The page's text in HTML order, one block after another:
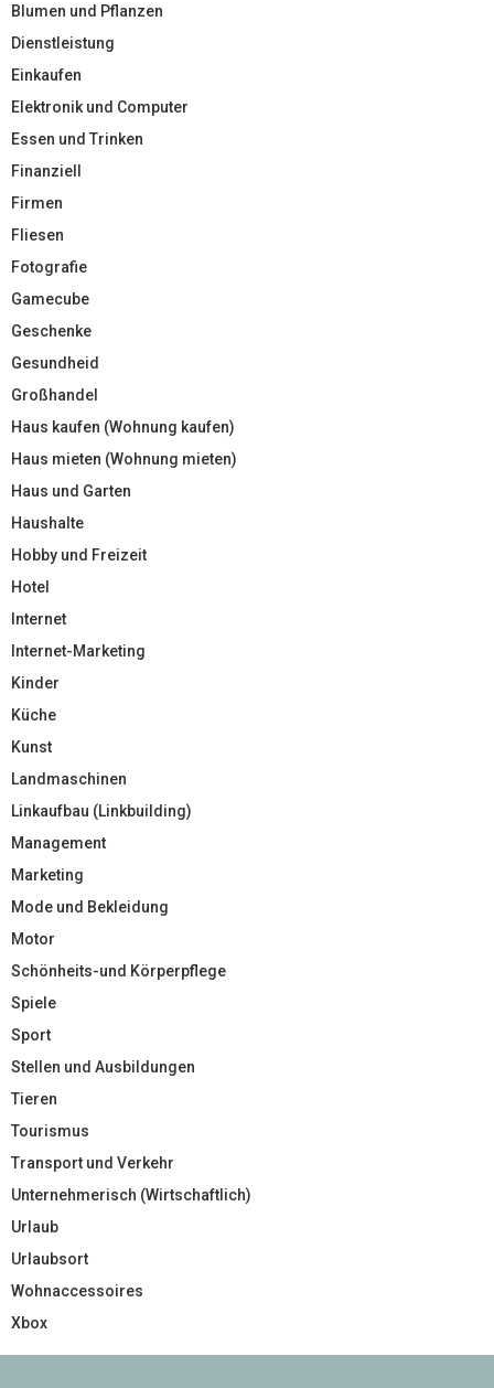
Blumen und Pflanzen
Dienstleistung
Einkaufen
Elektronik und Computer
Essen und Trinken
Finanziell
Firmen
Fliesen
Fotografie
Gamecube
Geschenke
Gesundheid
Großhandel
Haus kaufen (Wohnung kaufen)
Haus mieten (Wohnung mieten)
Haus und Garten
Haushalte
Hobby und Freizeit
Hotel
Internet
Internet-Marketing
Kinder
Küche
Kunst
Landmaschinen
Linkaufbau (Linkbuilding)
Management
Marketing
Mode und Bekleidung
Motor
Schönheits-und Körperpflege
Spiele
Sport
Stellen und Ausbildungen
Tieren
Tourismus
Transport und Verkehr
Unternehmerisch (Wirtschaftlich)
Urlaub
Urlaubsort
Wohnaccessoires
Xbox